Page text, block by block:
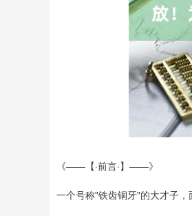
《——【·前言·】——》
一个号称"铁齿铜牙"的大才子，